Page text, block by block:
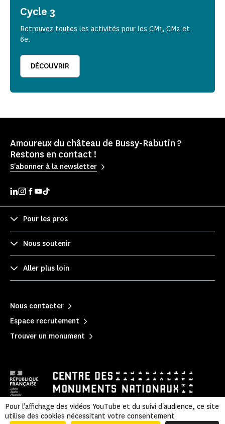
Cycle 3
Retrouvez toutes les activités pour les CM1, CM2 et
6e.
DÉCOUVRIR
Amoureux du château de Bussy-Rabutin ?
Restons en contact !
S'abonner à la newsletter
Pour les pros
Nous soutenir
Aller plus loin
Nous contacter
Espace recrutement
Trouver un monument
Politique de confidentialité | Mentions légales
|
Pour l’affichage des vidéos YouTube et du suivi d'audience, ce site
utilise des cookies nécessitant votre consentement